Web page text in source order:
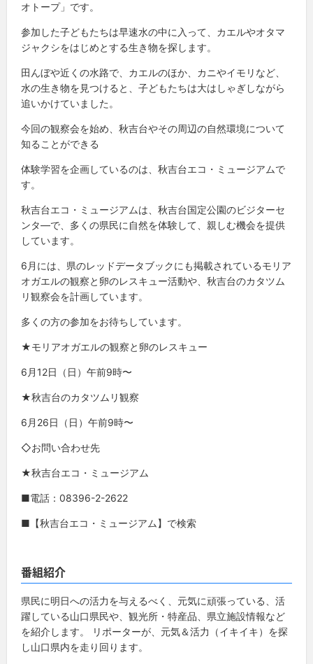
オトープ」です。
参加した子どもたちは早速水の中に入って、カエルやオタマ
ジャクシをはじめとする生き物を探します。
田んぼや近くの水路で、カエルのほか、カニやイモリなど、
水の生き物を見つけると、子どもたちは大はしゃぎしながら
追いかけていました。
今回の観察会を始め、秋吉台やその周辺の自然環境について
知ることができる
体験学習を企画しているのは、秋吉台エコ・ミュージアムで
す。
秋吉台エコ・ミュージアムは、秋吉台国定公園のビジターセ
ンタ—で、多くの県民に自然を体験して、親しむ機会を提供
しています。
6月には、県のレッドデータブックにも掲載されているモリア
オガエルの観察と卵のレスキュー活動や、秋吉台のカタツム
リ観察会を計画しています。
多くの方の参加をお待ちしています。
★モリアオガエルの観察と卵のレスキュー
6月12日（日）午前9時〜
★秋吉台のカタツムリ観察
6月26日（日）午前9時〜
◇お問い合わせ先
★秋吉台エコ・ミュージアム
■電話：08396-2-2622
■【秋吉台エコ・ミュージアム】で検索
番組紹介
県民に明日への活力を与えるべく、元気に頑張っている、活
躍している山口県民や、観光所・特産品、県立施設情報など
を紹介します。 リポーターが、元気＆活力（イキイキ）を探
し山口県内を走り回ります。